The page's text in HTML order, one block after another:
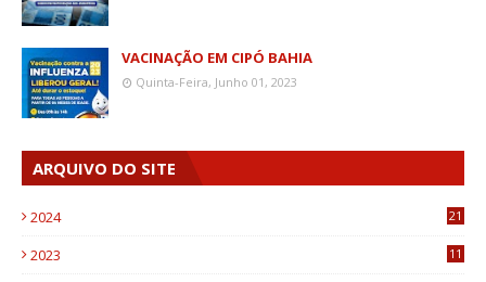
VACINAÇÃO EM CIPÓ BAHIA
Quinta-Feira, Junho 01, 2023
ARQUIVO DO SITE
2024 21
2023
11